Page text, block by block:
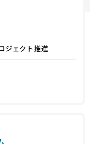
ジェクト推進